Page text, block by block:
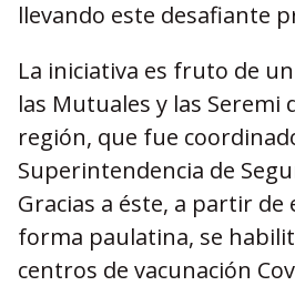
llevando este desafiante
La iniciativa es fruto de
las Mutuales y las Seremi
región, que fue
Superintendencia de
Gracias a éste, a partir de
forma paulatina, se
centros de vacunación